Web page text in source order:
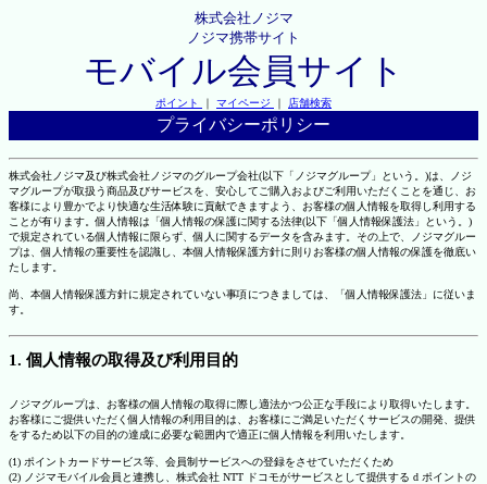
株式会社ノジマ
ノジマ携帯サイト
モバイル会員サイト
ポイント ｜ マイページ ｜ 店舗検索
プライバシーポリシー
株式会社ノジマ及び株式会社ノジマのグループ会社(以下「ノジマグループ」という。)は、ノジ
マグループが取扱う商品及びサービスを、安心してご購入およびご利用いただくことを通じ、お
客様により豊かでより快適な生活体験に貢献できますよう、お客様の個人情報を取得し利用する
ことが有ります。個人情報は「個人情報の保護に関する法律(以下「個人情報保護法」という。)
で規定されている個人情報に限らず、個人に関するデータを含みます。その上で、ノジマグルー
プは、個人情報の重要性を認識し、本個人情報保護方針に則りお客様の個人情報の保護を徹底い
たします。
尚、本個人情報保護方針に規定されていない事項につきましては、「個人情報保護法」に従いま
す。
1. 個人情報の取得及び利用目的
ノジマグループは、お客様の個人情報の取得に際し適法かつ公正な手段により取得いたします。
お客様にご提供いただく個人情報の利用目的は、お客様にご満足いただくサービスの開発、提供
をするため以下の目的の達成に必要な範囲内で適正に個人情報を利用いたします。
(1) ポイントカードサービス等、会員制サービスへの登録をさせていただくため
(2) ノジマモバイル会員と連携し、株式会社 NTT ドコモがサービスとして提供する d ポイントの